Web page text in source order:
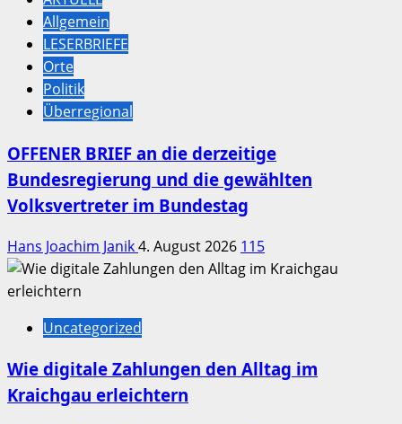
Allgemein
LESERBRIEFE
Orte
Politik
Überregional
OFFENER BRIEF an die derzeitige
Bundesregierung und die gewählten
Volksvertreter im Bundestag
Hans Joachim Janik4. August 2026 115
Uncategorized
Wie digitale Zahlungen den Alltag im
Kraichgau erleichtern